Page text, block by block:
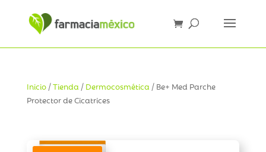
Inicio/Tienda / Dermocosmética / Be+ Med Parche
Protector de Cicatrices